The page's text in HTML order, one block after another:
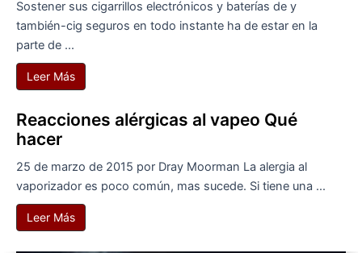
Sostener sus cigarrillos electrónicos y baterías de y
también-cig seguros en todo instante ha de estar en la
parte de ...
Leer Más
Reacciones alérgicas al vapeo Qué
hacer
25 de marzo de 2015 por Dray Moorman La alergia al
vaporizador es poco común, mas sucede. Si tiene una ...
Leer Más